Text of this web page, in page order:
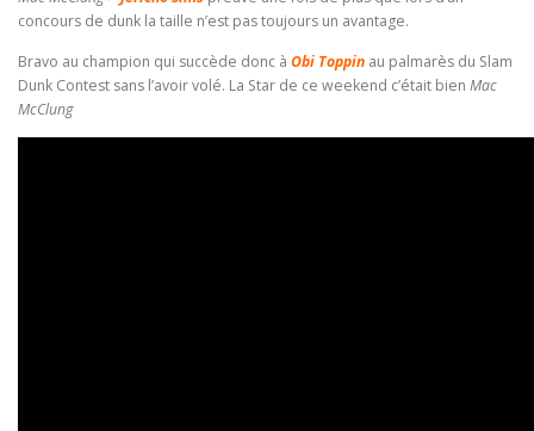
concours de dunk la taille n’est pas toujours un avantage.
Bravo au champion qui succède donc à Obi Toppin au palmarès du Slam
Dunk Contest sans l’avoir volé. La Star de ce weekend c’était bien Mac
McClung